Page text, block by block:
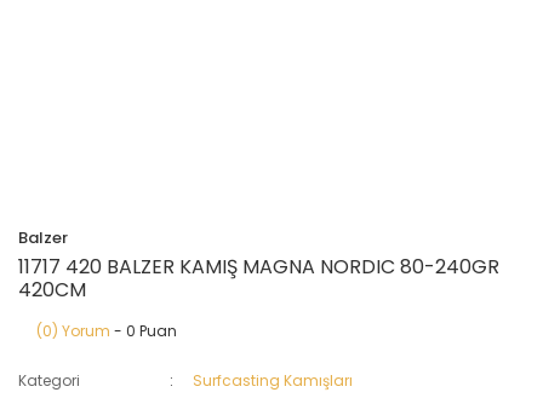
Balzer
11717 420 BALZER KAMIŞ MAGNA NORDIC 80-240GR
420CM
(0) Yorum - 0 Puan
Kategori
Surfcasting Kamışları